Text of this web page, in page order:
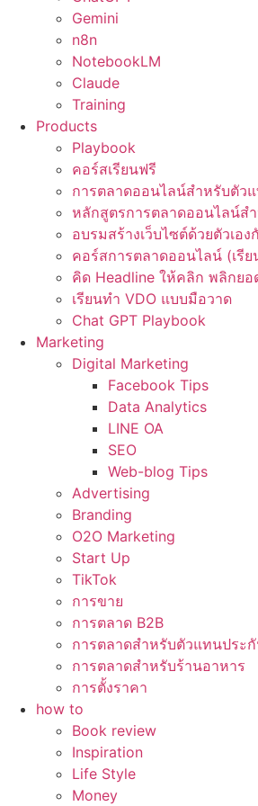
Gemini
n8n
NotebookLM
Claude
Training
Products
Playbook
คอร์สเรียนฟรี
การตลาดออนไลน์สำหรับตัว
หลักสูตรการตลาดออนไลน์ส
อบรมสร้างเว็บไซต์ด้วยตัวเอ
คอร์สการตลาดออนไลน์ (เรี
คิด Headline ให้คลิก พลิกยอ
เรียนทำ VDO แบบมือวาด
Chat GPT Playbook
Marketing
Digital Marketing
Facebook Tips
Data Analytics
LINE OA
SEO
Web-blog Tips
Advertising
Branding
O2O Marketing
Start Up
TikTok
การขาย
การตลาด B2B
การตลาดสำหรับตัวแทนประ
การตลาดสำหรับร้านอาหาร
การตั้งราคา
how to
Book review
Inspiration
Life Style
Money